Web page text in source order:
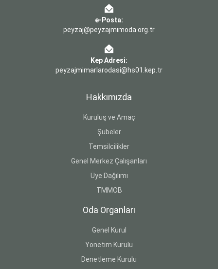
e-Posta:
peyzaj@peyzajmimoda.org.tr
Kep Adresi:
peyzajmimarlarodasi@hs01.kep.tr
Hakkımızda
Kuruluş ve Amaç
Şubeler
Temsilcilikler
Genel Merkez Çalışanları
Üye Dağılımı
TMMOB
Oda Organları
Genel Kurul
Yönetim Kurulu
Denetleme Kurulu